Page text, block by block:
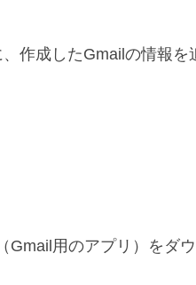
作成したGmailの情報を
Gmail用のアプリ）をダ